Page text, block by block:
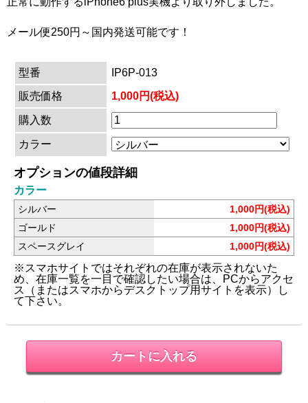
メール便250円～国内発送可能です！
型番
IP6P-013
販売価格
1,000円(税込)
購入数
カラー
オプションの値段詳細
カラー
シルバー
1,000円(税込)
ゴールド
1,000円(税込)
スペースグレイ
1,000円(税込)
※スマホサイトではそれぞれの在庫が表示されないた
め、在庫一覧を一目で確認したい場合は、PCからアクセ
ス（またはスマホからデスクトップ用サイトを表示）し
て下さい。